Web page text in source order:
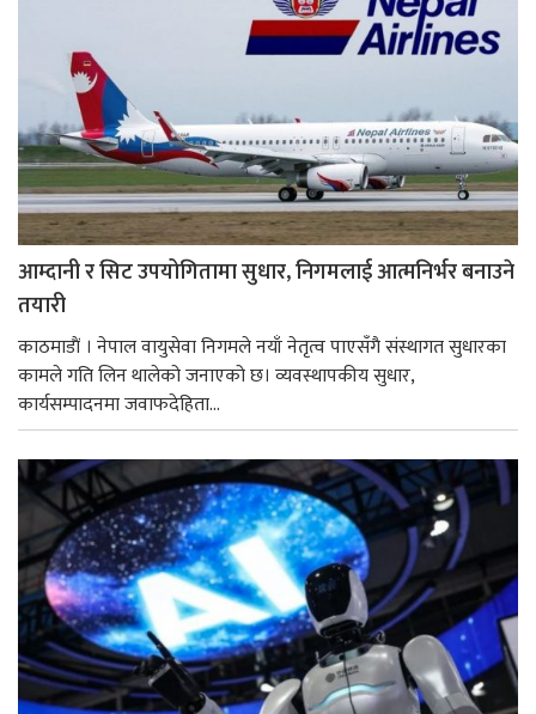
आम्दानी र सिट उपयोगितामा सुधार, निगमलाई आत्मनिर्भर बनाउने
तयारी
काठमाडाैं । नेपाल वायुसेवा निगमले नयाँ नेतृत्व पाएसँगै संस्थागत सुधारका
कामले गति लिन थालेको जनाएको छ। व्यवस्थापकीय सुधार,
कार्यसम्पादनमा जवाफदेहिता...